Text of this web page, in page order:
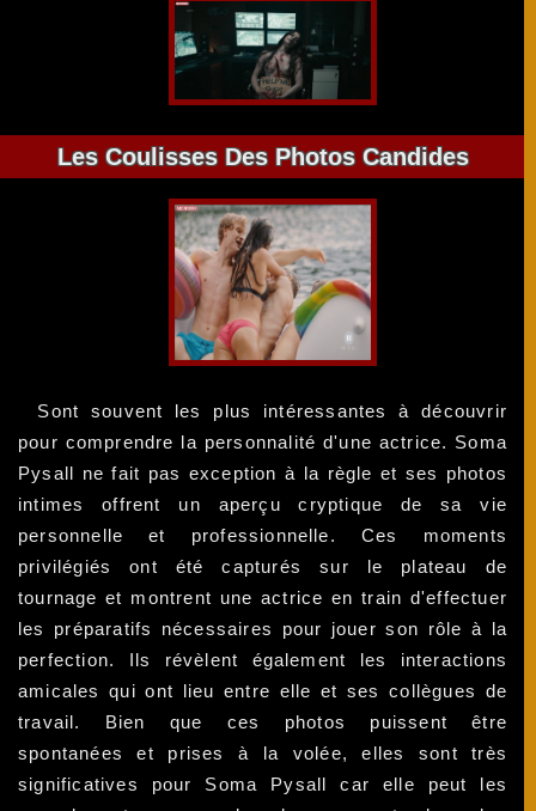
Les Coulisses Des Photos Candides
Sont souvent les plus intéressantes à découvrir
pour comprendre la personnalité d'une actrice. Soma
Pysall ne fait pas exception à la règle et ses photos
intimes offrent un aperçu cryptique de sa vie
personnelle et professionnelle. Ces moments
privilégiés ont été capturés sur le plateau de
tournage et montrent une actrice en train d'effectuer
les préparatifs nécessaires pour jouer son rôle à la
perfection. Ils révèlent également les interactions
amicales qui ont lieu entre elle et ses collègues de
travail. Bien que ces photos puissent être
spontanées et prises à la volée, elles sont très
significatives pour Soma Pysall car elle peut les